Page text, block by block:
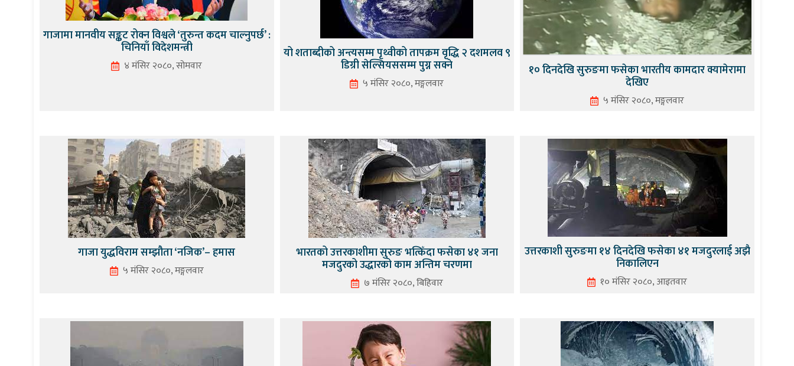
गाजामा मानवीय सङ्कट रोक्न विश्वले ‘तुरुन्त कदम चाल्नुपर्छ’ :
चिनियाँ विदेशमन्त्री
४ मंसिर २०८०, सोमवार
यो शताब्दीको अन्त्यसम्म पृथ्वीको तापक्रम वृद्धि २ दशमलव ९
डिग्री सेल्सियससम्म पुग्न सक्ने
५ मंसिर २०८०, मङ्गलवार
१० दिनदेखि सुरुङमा फसेका भारतीय कामदार क्यामेरामा
देखिए
५ मंसिर २०८०, मङ्गलवार
गाजा युद्धविराम सम्झौता ‘नजिक’– हमास
५ मंसिर २०८०, मङ्गलवार
भारतको उत्तरकाशीमा सुरुङ भत्किँदा फसेका ४१ जना
मजदुरको उद्धारको काम अन्तिम चरणमा
७ मंसिर २०८०, बिहिवार
उत्तरकाशी सुरुङमा १४ दिनदेखि फसेका ४१ मजदुरलाई अझै
निकालिएन
१० मंसिर २०८०, आइतवार